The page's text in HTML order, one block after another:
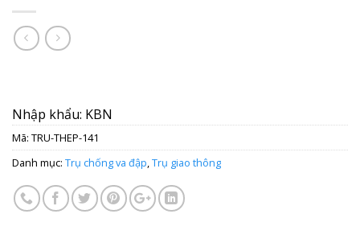
Nhập khẩu: KBN
Mã: TRU-THEP-141
Danh mục: Trụ chống va đập,Trụ giao thông